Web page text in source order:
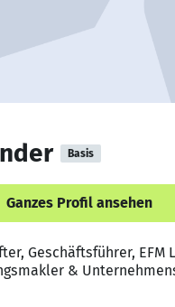
Basis
Ganzes Profil ansehen
Geschäftsführer, EFM
&